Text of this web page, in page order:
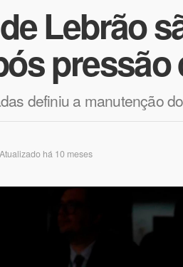
Lebrão
pressão
definiu a manutenção
há 10 meses